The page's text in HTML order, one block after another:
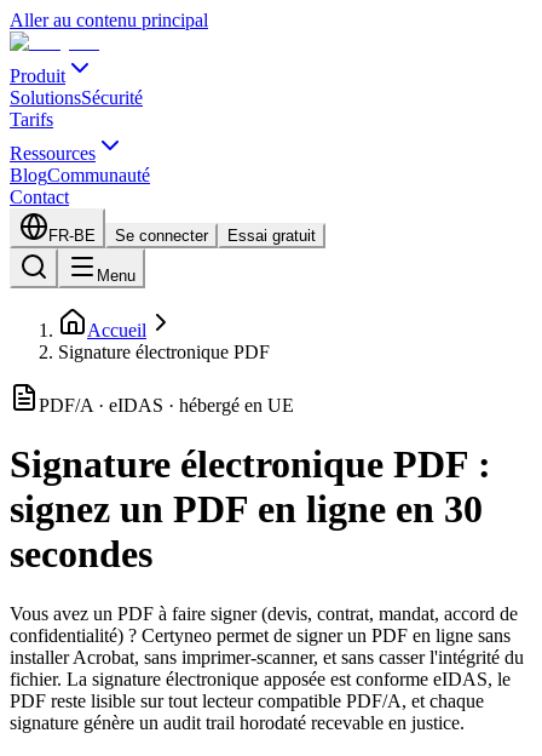
Aller au contenu principal
Produit
SolutionsSécurité
Tarifs
Ressources
BlogCommunauté
Contact
FR-BE Se connecter Essai gratuit
Menu
Accueil
Signature électronique PDF
PDF/A · eIDAS · hébergé en UE
Signature électronique PDF :
signez un PDF en ligne en 30
secondes
Vous avez un PDF à faire signer (devis, contrat, mandat, accord de
confidentialité) ? Certyneo permet de signer un PDF en ligne sans
installer Acrobat, sans imprimer-scanner, et sans casser l'intégrité du
fichier. La signature électronique apposée est conforme eIDAS, le
PDF reste lisible sur tout lecteur compatible PDF/A, et chaque
signature génère un audit trail horodaté recevable en justice.